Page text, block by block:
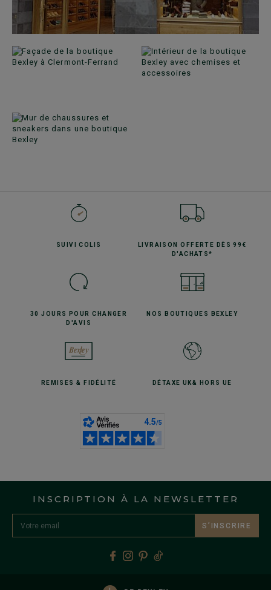
SUIVICOLIS LIVRAISON OFFERTE
DÈS 99€
D'ACHATS*
30 JOURS POURCHANGER
D'AVIS
NOS BOUTIQUES BEXLEY
REMISES& FIDÉLITÉ DÉTAXE UK& HORS UE
INSCRIPTION À LA NEWSLETTER
S’INSCRIRE